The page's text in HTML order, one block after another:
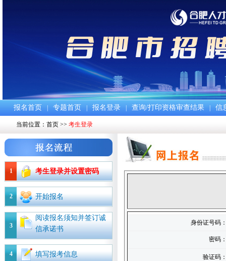
报名首页 专题首页 报名登录 查询/打印资格审查结果 信
当前位置： 首页 >> 考生登录
1 考生登录并设置密码
2 开始报名
3
阅读报名须知并签订诚
信承诺书
4 填写报考信息
身份证号码
密码
验证码